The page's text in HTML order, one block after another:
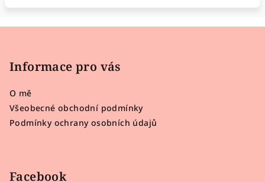
Informace pro vás
O mě
Všeobecné obchodní podmínky
Podmínky ochrany osobních údajů
Facebook